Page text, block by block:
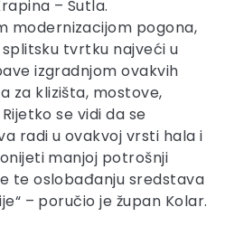
– Sutla.
modernizacijom pogona,
splitsku tvrtku najveći u
izgradnjom ovakvih
za klizišta, mostove,
se vidi da se
radi u ovakvoj vrsti hala i
manjoj potrošnji
te oslobađanju sredstava
– poručio je župan Kolar.